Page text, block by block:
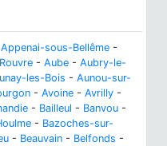
Appenai-sous-Bellême -
- Aube - Aubry-le-
les-Bois - Aunou-sur-
- Avoine - Avrilly -
- Bailleul - Banvou -
- Bazoches-sur-
- Beauvain - Belfonds -